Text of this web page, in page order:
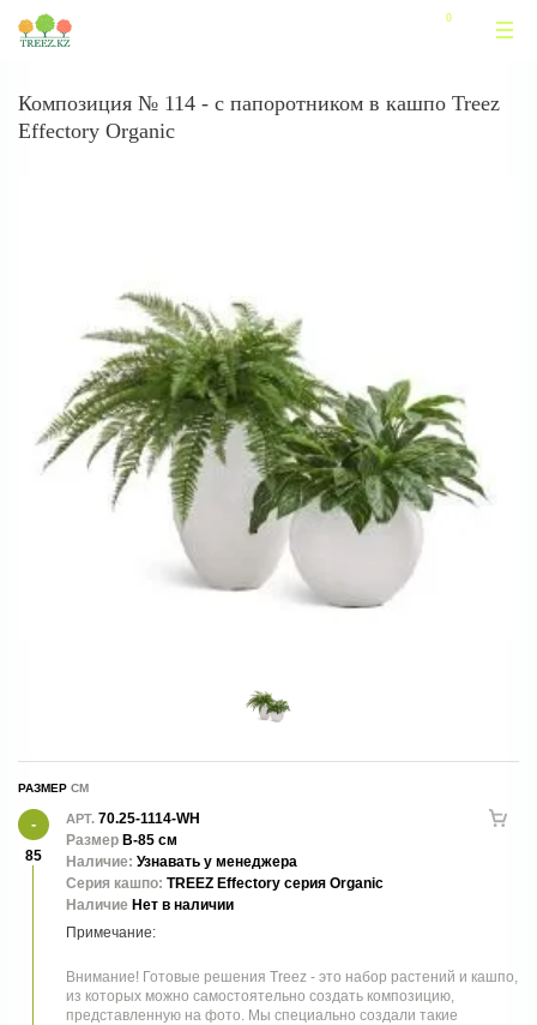
Композиция № 114 - с папоротником в кашпо Treez
Effectory Organic
РАЗМЕР
85
АРТ. 70.25-1114-WH
Размер В-85 см
Наличие: Узнавать у менеджера
Серия кашпо: TREEZ Effectory серия Organic
Наличие Нет в наличии
Внимание! Готовые решения Treez - это набор растений и кашпо,
из которых можно самостоятельно создать композицию,
представленную на фото. Мы специально создали такие